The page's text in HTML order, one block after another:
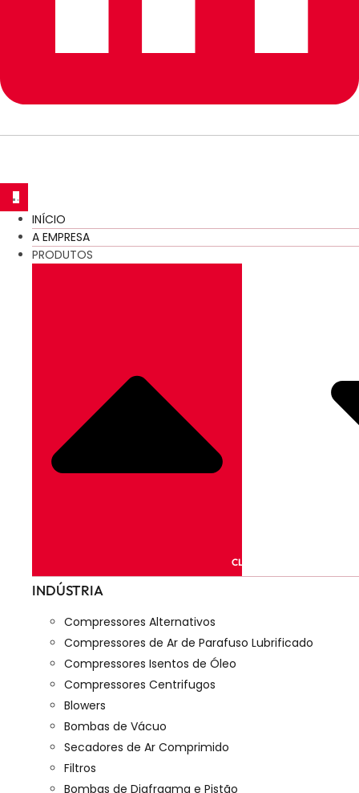
INÍCIO
A EMPRESA
PRODUTOS
CLOSE PRODUTOS
INDÚSTRIA
Compressores Alternativos
Compressores de Ar de Parafuso Lubrificado
Compressores Isentos de Óleo
Compressores Centrifugos
Blowers
Bombas de Vácuo
Secadores de Ar Comprimido
Filtros
Bombas de Diafragma e Pistão